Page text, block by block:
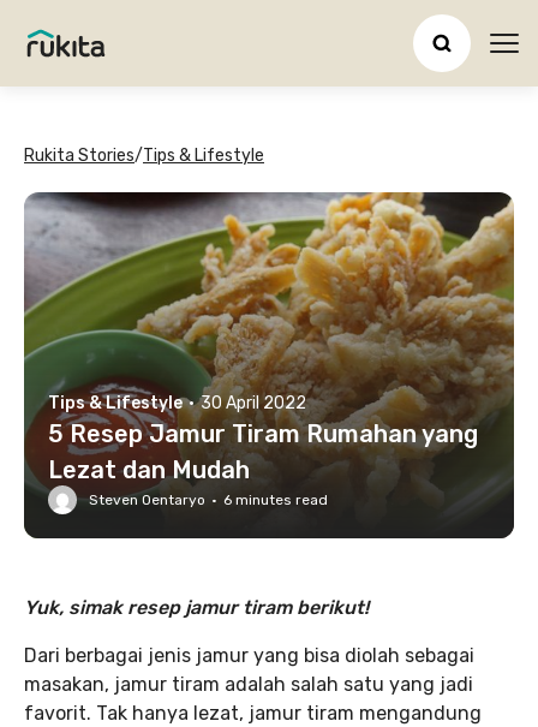
Rukita Stories/Tips & Lifestyle
Tips & Lifestyle · 30 April 2022
5 Resep Jamur Tiram Rumahan yang
Lezat dan Mudah
Steven Oentaryo · 6 minutes read
Yuk, simak resep jamur tiram berikut!
Dari berbagai jenis jamur yang bisa diolah sebagai
masakan, jamur tiram adalah salah satu yang jadi
favorit. Tak hanya lezat, jamur tiram mengandung